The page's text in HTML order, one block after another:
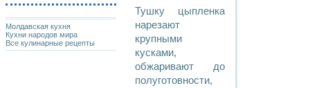
Тушку цыпленка
нарезают
крупными
кусками,
обжаривают до
полуготовности,
Молдавская кухня
Кухни народов мира
Все кулинарные рецепты